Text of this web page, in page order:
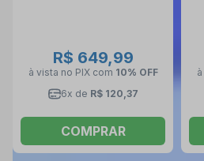
R$ 649,99
à vista no PIX com 10% OFF
6x de R$ 120,37
COMPRAR